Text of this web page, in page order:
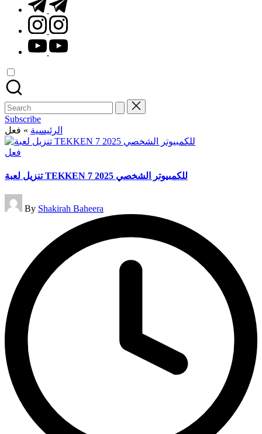
instagram.com
youtube.com
Search
for:
Subscribe
الرئيسية » فعل
Posted
فعل
تنزيل لعبة TEKKEN 7 للكمبيوتر الشخصي 2025
Posted
by
By Shakirah Baheera